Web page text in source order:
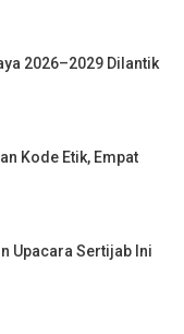
2026–2029 Dilantik
Kode Etik, Empat
Upacara Sertijab Ini